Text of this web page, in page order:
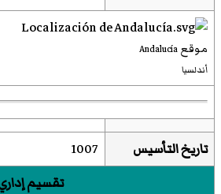
موقع Andalucía
أندلسيا
تاريخ التأسيس
1007
تقسيم